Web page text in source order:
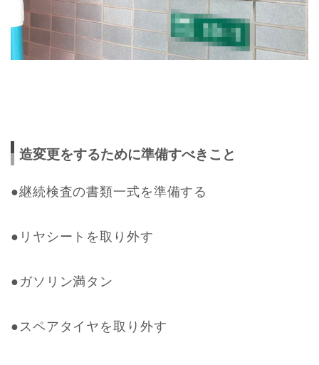
造変更をするために準備すべきこと
●継続検査の書類一式を準備する
●リヤシートを取り外す
●ガソリン満タン
●スペアタイヤを取り外す